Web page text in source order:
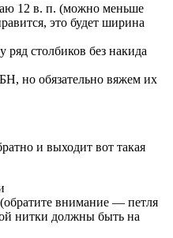
12 в. п. (можно меньше
это будет ширина
ряд столбиков без накида
но обязательно вяжем их
и выходит вот такая
внимание — петля
нитки должны быть на